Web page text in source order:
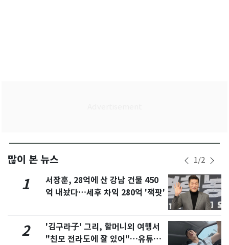
많이 본 뉴스 1/2
1
서장훈, 28억에 산 강남 건물 450
억 내놨다…세후 차익 280억 '잭팟'
2
'김구라子' 그리, 할머니외 여행서
"친모 전라도에 잘 있어"…유튜브